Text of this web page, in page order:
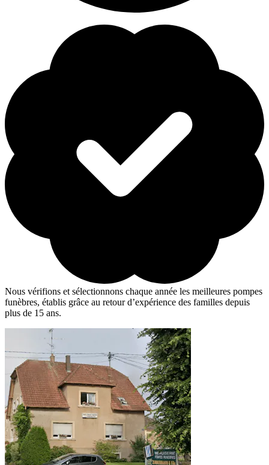
Nous vérifions et sélectionnons chaque année les meilleures pompes
funèbres, établis grâce au retour d’expérience des familles depuis
plus de 15 ans.